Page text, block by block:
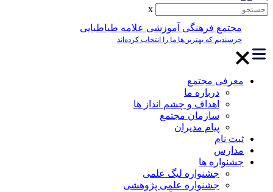
مجتمع فرهنگی آموزشی علامه طباطبایی
خرسندیم که بهترین‌ها ما را انتخاب کرده‌اند
معرفی مجتمع
درباره ما
اهداف و چشم انداز ها
سازمان مجتمع
پیام مدیران
ثبت نام
مدارس
جشنواره ها
جشنواره لیگ علمی
جشنواره علمی پژوهشی